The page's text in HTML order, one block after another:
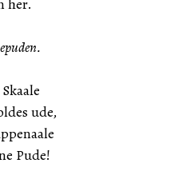
her.
ude,
Pude!